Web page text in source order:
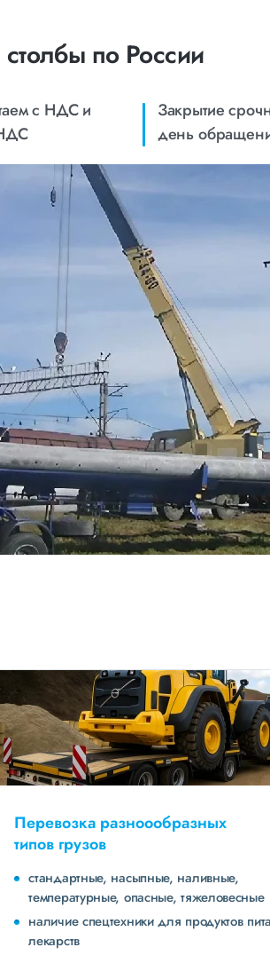
по России
с НДС и
Закрытие
день
Перевозка разноообразных
типов грузов
стандартные, насыпные, наливные,
температурные, опасные, тяжеловесные
наличие спецтехники для продуктов
лекарств